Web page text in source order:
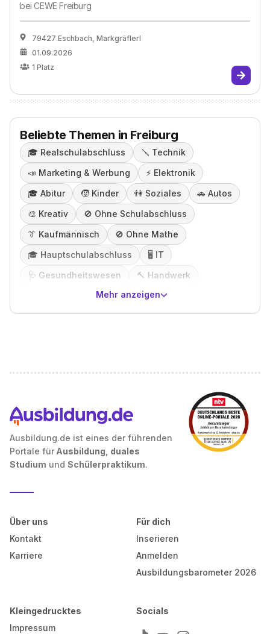
beiCEWE Freiburg
79427 Eschbach, Markgräflerl
01.09.2026
1 Platz
Beliebte Themen in Freiburg
🎓️ Realschulabschluss 🪛 Technik
📣 Marketing & Werbung ⚡️ Elektronik
🎓️ Abitur 🧒 Kinder 👫 Soziales 🚗 Autos
🎨 Kreativ 🚫 Ohne Schulabschluss
👔 Kaufmännisch 🚫 Ohne Mathe
🎓️ Hauptschulabschluss 🖥️ IT
🩺 Gesundheitswesen 🔨 Handwerk
Mehr anzeigen
Ausbildung.de ist eines der führenden
Portale für Ausbildung, duales
Studium und Schülerpraktikum.
Über uns
Kontakt
Karriere
Für dich
Inserieren
Anmelden
Ausbildungsbarometer 2026
Kleingedrucktes
Impressum
Socials